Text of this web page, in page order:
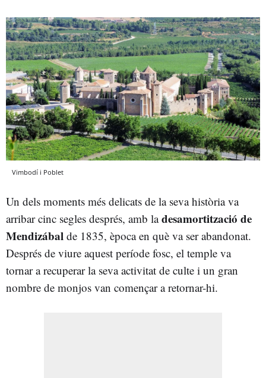
Vimbodí i Poblet
Un dels moments més delicats de la seva història va
arribar cinc segles després, amb ladesamortització de
Mendizábal de 1835, època en què va ser abandonat.
Després de viure aquest període fosc, el temple va
tornar a recuperar la seva activitat de culte i un gran
nombre de monjos van començar a retornar-hi.